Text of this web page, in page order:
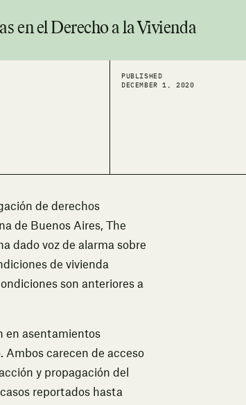
en el Derecho a la Vivienda
PUBLISHED
DECEMBER 1, 2020
de derechos
de Buenos Aires, The
dado voz de alarma sobre
de vivienda
son anteriores a
en asentamientos
Ambos carecen de acceso
y propagación del
reportados hasta